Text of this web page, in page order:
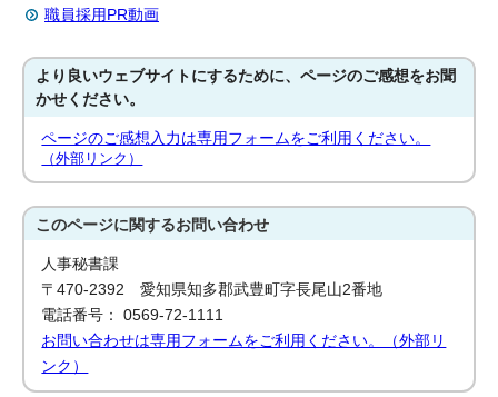
職員採用PR動画
より良いウェブサイトにするために、ページのご感想をお聞
かせください。
ページのご感想入力は専用フォームをご利用ください。
（外部リンク）
このページに関するお問い合わせ
人事秘書課
〒470-2392 愛知県知多郡武豊町字長尾山2番地
電話番号： 0569-72-1111
お問い合わせは専用フォームをご利用ください。（外部リ
ンク）